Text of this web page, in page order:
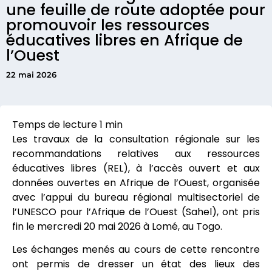
une feuille de route adoptée pour
promouvoir les ressources
éducatives libres en Afrique de
l’Ouest
22 mai 2026
Les travaux de la consultation régionale sur les
recommandations relatives aux ressources
éducatives libres (REL), à l’accès ouvert et aux
données ouvertes en Afrique de l’Ouest, organisée
avec l’appui du bureau régional multisectoriel de
l’UNESCO pour l’Afrique de l’Ouest (Sahel), ont pris
fin le mercredi 20 mai 2026 à Lomé, au Togo.
Les échanges menés au cours de cette rencontre
ont permis de dresser un état des lieux des